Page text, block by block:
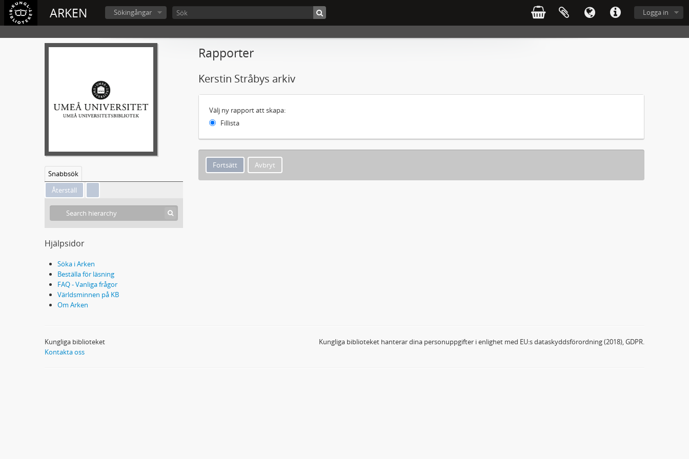
ARKEN Logga in
Sökingångar
Snabbsök
Hjälpsidor
Söka i Arken
Beställa för läsning
FAQ - Vanliga frågor
Världsminnen på KB
Om Arken
Rapporter
Kerstin Stråbys arkiv
Välj ny rapport att skapa:
Fillista
Avbryt
Kungliga biblioteket
Kontakta oss
Kungliga biblioteket hanterar dina personuppgifter i enlighet med EU:s dataskyddsförordning (2018), GDPR.